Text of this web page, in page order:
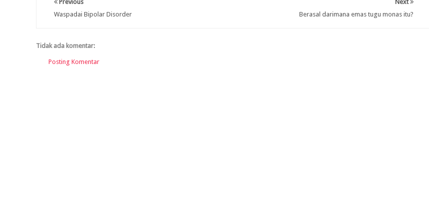
Next
Berasal darimana emas tugu monas itu?
Previous
Waspadai Bipolar Disorder
Tidak ada komentar:
Posting Komentar